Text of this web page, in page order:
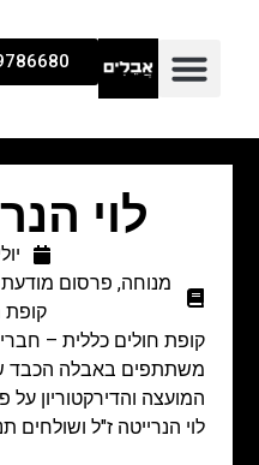
לוי
יולי 9,
מנוחה, פרסום מודעת
קופת
קופת חולים כללית – חברי
משתתפים באבלה הכבד
המועצה והדירקטוריון
לוי הנרייטה ז"ל ושולחים